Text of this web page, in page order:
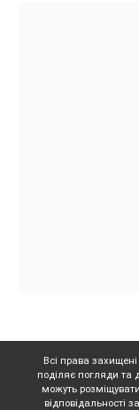
Всі права
поділяє погляди та
можуть
відповідальності